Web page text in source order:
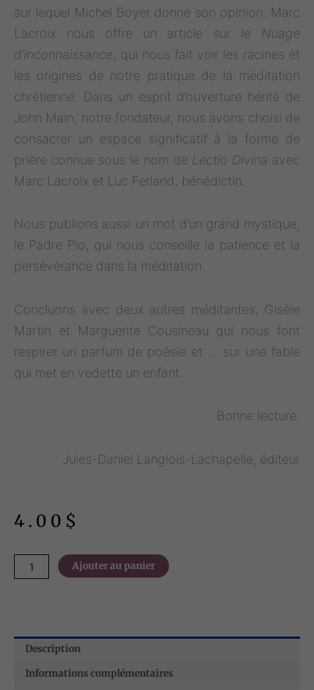
sur lequel Michel Boyer donne son opinion. Marc
Lacroix nous offre un article sur le Nuage
d’inconnaissance, qui nous fait voir les racines et
les origines de notre pratique de la méditation
chrétienne. Dans un esprit d’ouverture hérité de
John Main, notre fondateur, nous avons choisi de
consacrer un espace significatif à la forme de
prière connue sous le nom de Lectio Divina avec
Marc Lacroix et Luc Ferland, bénédictin.
Nous publions aussi un mot d’un grand mystique,
le Padre Pio, qui nous conseille la patience et la
persévérance dans la méditation.
Concluons avec deux autres méditantes, Gisèle
Martin et Marguerite Cousineau qui nous font
respirer un parfum de poésie et … sur une fable
qui met en vedette un enfant.
Bonne lecture.
Jules-Daniel Langlois-Lachapelle, éditeur
4.00 $
quantité
de
Automne
Ajouter au panier
Description
Informations complémentaires